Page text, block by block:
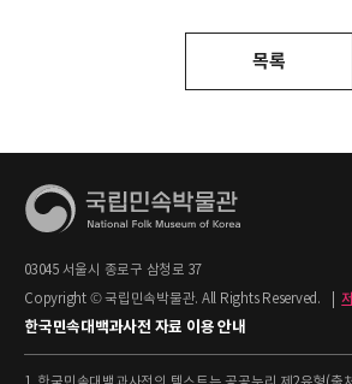
목록
03045 서울시 종로구 삼청로 37
Copyright © 국립민속박물관. All Rights Reserved.
한국민속대백과사전 자료 이용 안내